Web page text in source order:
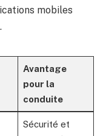
mobiles
Avantage
pour la
conduite
Sécurité et